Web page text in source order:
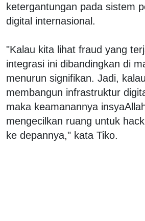
ketergantungan pada sistem
digital internasional.
"Kalau kita lihat fraud yang
integrasi ini dibandingkan di
menurun signifikan. Jadi,
membangun infrastruktur
maka keamanannya
mengecilkan ruang untuk
ke depannya," kata Tiko.